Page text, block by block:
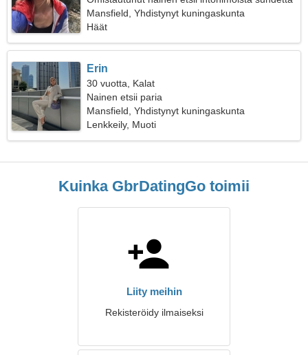
Mansfield, Yhdistynyt kuningaskunta
Häät
Erin
30 vuotta, Kalat
Nainen etsii paria
Mansfield, Yhdistynyt kuningaskunta
Lenkkeily, Muoti
Kuinka GbrDatingGo toimii
Liity meihin
Rekisteröidy ilmaiseksi